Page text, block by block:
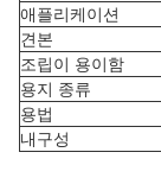
애플리케이션
견본
조립이 용이함
용지 종류
용법
내구성